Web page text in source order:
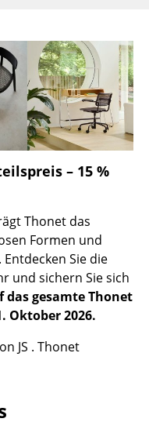
– 15 %
Thonet das
Formen und
Sie die
und sichern Sie sich
das gesamte Thonet
Oktober 2026.
JS . Thonet